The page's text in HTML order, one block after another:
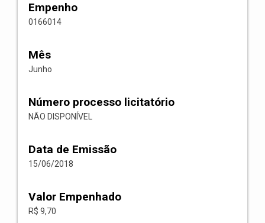
Empenho
0166014
Mês
Junho
Número processo licitatório
NÃO DISPONÍVEL
Data de Emissão
15/06/2018
Valor Empenhado
R$ 9,70